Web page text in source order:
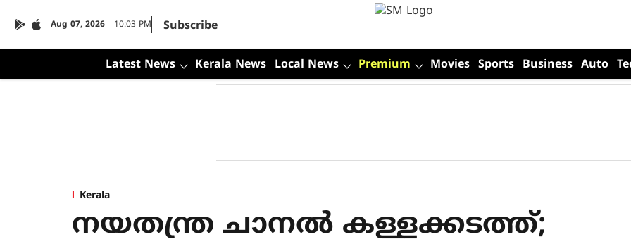
Aug 07, 2026 10:03 PM Subscribe
Latest News Kerala News Local News Premium Movies Sports Business Auto
Kerala
നയതന്ത്ര ചാനല്‍ കള്ളക്കടത്ത്;